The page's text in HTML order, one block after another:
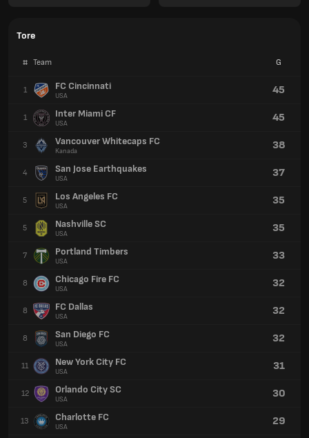
Tore
# Team G
1 FC Cincinnati
USA 45
1 Inter Miami CF
USA 45
3 Vancouver Whitecaps FC
Kanada 38
4 San Jose Earthquakes
USA 37
5 Los Angeles FC
USA 35
5 Nashville SC
USA 35
7 Portland Timbers
USA 33
8 Chicago Fire FC
USA 32
8 FC Dallas
USA 32
8 San Diego FC
USA 32
11 New York City FC
USA 31
12 Orlando City SC
USA 30
13 Charlotte FC
USA 29